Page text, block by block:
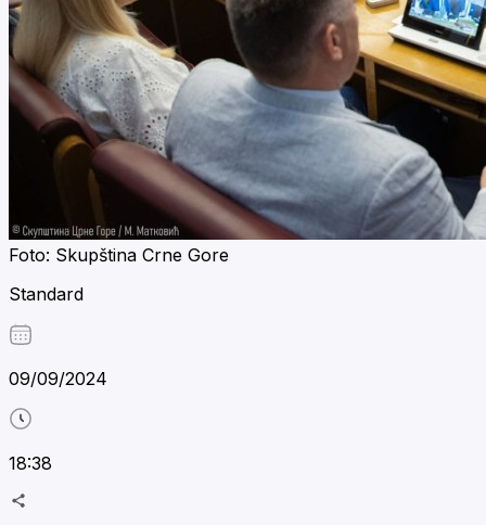
Foto: Skupština Crne Gore
Standard
09/09/2024
18:38